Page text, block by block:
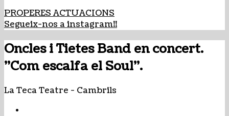
PROPERES ACTUACIONS
Segueix-nos a instagram!!
Oncles i Tietes Band en concert.
"Com escalfa el Soul".
La Teca Teatre - Cambrils